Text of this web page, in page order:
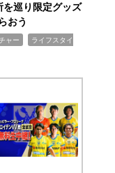
を巡り限定グッズ
おう
ャー
ライフスタイ